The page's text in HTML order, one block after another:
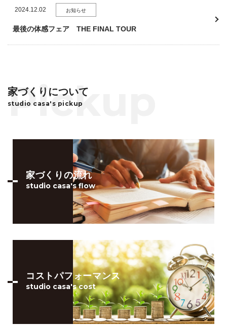
2024.12.02 お知らせ
最後の体感フェア THE FINAL TOUR
家づくりについて
studio casa's pickup
家づくりの流れ
studio casa's flow
コストパフォーマンス
studio casa's cost